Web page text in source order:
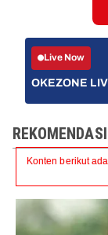
Live Now
OKEZONE